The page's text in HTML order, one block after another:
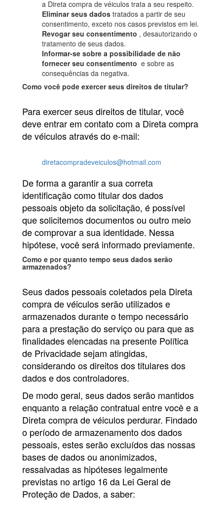
a Direta compra de véiculos trata a seu respeito.
Eliminar seus dados tratados a partir de seu
consentimento, exceto nos casos previstos em lei.
Revogar seu consentimento , desautorizando o
tratamento de seus dados.
Informar-se sobre a possibilidade de não
fornecer seu consentimento e sobre as
consequências da negativa.
Como você pode exercer seus direitos de titular?
Para exercer seus direitos de titular, você
deve entrar em contato com a Direta compra
de véiculos através do e-mail:
diretacompradeveiculos@hotmail.com
De forma a garantir a sua correta
identificação como titular dos dados
pessoais objeto da solicitação, é possível
que solicitemos documentos ou outro meio
de comprovar a sua identidade. Nessa
hipótese, você será informado previamente.
Como e por quanto tempo seus dados serão
armazenados?
Seus dados pessoais coletados pela Direta
compra de véiculos serão utilizados e
armazenados durante o tempo necessário
para a prestação do serviço ou para que as
finalidades elencadas na presente Política
de Privacidade sejam atingidas,
considerando os direitos dos titulares dos
dados e dos controladores.
De modo geral, seus dados serão mantidos
enquanto a relação contratual entre você e a
Direta compra de véiculos perdurar. Findado
o período de armazenamento dos dados
pessoais, estes serão excluídos das nossas
bases de dados ou anonimizados,
ressalvadas as hipóteses legalmente
previstas no artigo 16 da Lei Geral de
Proteção de Dados, a saber: